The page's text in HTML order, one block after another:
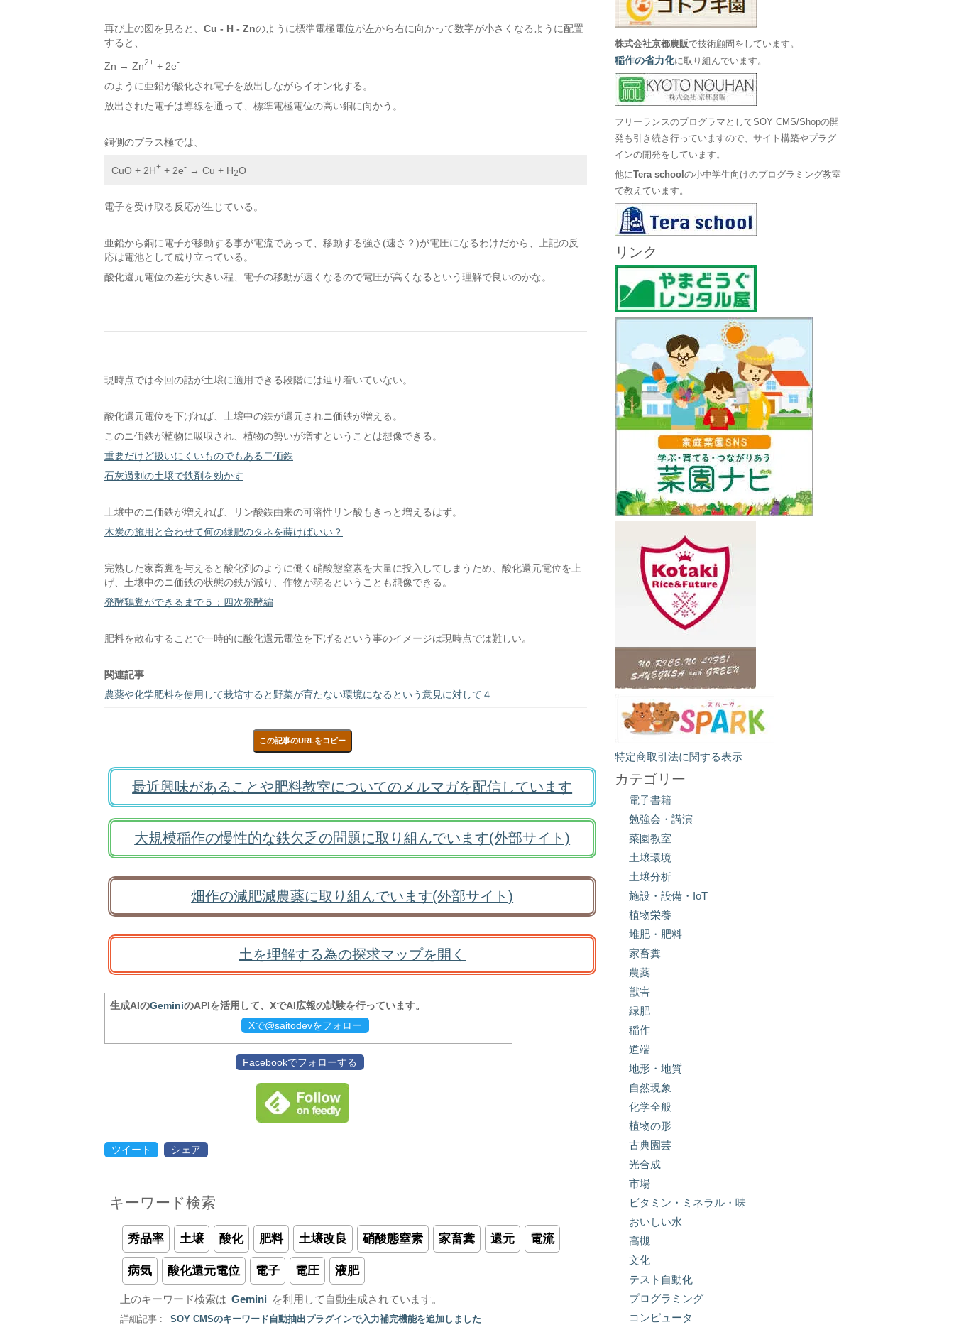
再び上の図を見ると、 Cu - H - Znのように標準電極電位が左から右に向かって数字が小さくなるように配置
すると、
Zn → Zn2+ + 2e-
のように亜鉛が酸化され電子を放出しながらイオン化する。
放出された電子は導線を通って、標準電極電位の高い銅に向かう。
銅側のプラス極では、
CuO + 2H+ + 2e- → Cu + H2O
電子を受け取る反応が生じている。
亜鉛から銅に電子が移動する事が電流であって、移動する強さ(速さ？)が電圧になるわけだから、上記の反
応は電池として成り立っている。
酸化還元電位の差が大きい程、電子の移動が速くなるので電圧が高くなるという理解で良いのかな。
現時点では今回の話が土壌に適用できる段階には辿り着いていない。
酸化還元電位を下げれば、土壌中の鉄が還元されニ価鉄が増える。
このニ価鉄が植物に吸収され、植物の勢いが増すということは想像できる。
重要だけど扱いにくいものでもある二価鉄
石灰過剰の土壌で鉄剤を効かす
土壌中のニ価鉄が増えれば、リン酸鉄由来の可溶性リン酸もきっと増えるはず。
木炭の施用と合わせて何の緑肥のタネを蒔けばいい？
完熟した家畜糞を与えると酸化剤のように働く硝酸態窒素を大量に投入してしまうため、酸化還元電位を上
げ、土壌中のニ価鉄の状態の鉄が減り、作物が弱るということも想像できる。
発酵鶏糞ができるまで５：四次発酵編
肥料を散布することで一時的に酸化還元電位を下げるという事のイメージは現時点では難しい。
関連記事
農薬や化学肥料を使用して栽培すると野菜が育たない環境になるという意見に対して４
この記事のURLをコピー
最近興味があることや肥料教室についてのメルマガを配信しています
大規模稲作の慢性的な鉄欠乏の問題に取り組んでいます(外部サイト)
畑作の減肥減農薬に取り組んでいます(外部サイト)
土を理解する為の探求マップを開く
生成AIのGeminiのAPIを活用して、XでAI広報の試験を行っています。
Xで@saitodevをフォロー
Facebookでフォローする
ツイート シェア
キーワード検索
秀品率 土壌 酸化 肥料 土壌改良 硝酸態窒素 家畜糞 還元 電流
病気 酸化還元電位 電子 電圧 液肥
上のキーワード検索は Gemini を利用して自動生成されています。
詳細記事 : SOY CMSのキーワード自動抽出プラグインで入力補完機能を追加しました
株式会社京都農販で技術顧問をしています。
稲作の省力化に取り組んでいます。
フリーランスのプログラマとしてSOY CMS/Shopの開
発も引き続き行っていますので、サイト構築やプラグ
インの開発をしています。
他にTera schoolの小中学生向けのプログラミング教室
で教えています。
リンク
特定商取引法に関する表示
カテゴリー
電子書籍
勉強会・講演
菜園教室
土壌環境
土壌分析
施設・設備・IoT
植物栄養
堆肥・肥料
家畜糞
農薬
獣害
緑肥
稲作
道端
地形・地質
自然現象
化学全般
植物の形
古典園芸
光合成
市場
ビタミン・ミネラル・味
おいしい水
高槻
文化
テスト自動化
プログラミング
コンピュータ